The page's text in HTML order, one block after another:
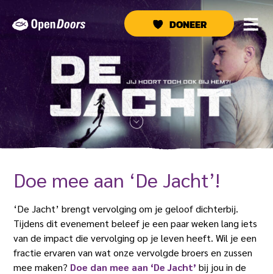
naar
DONEER
SCROLL
NAAR
BENEDEN
Doe mee aan ‘De Jacht’!
‘De Jacht’ brengt vervolging om je geloof dichterbij.
Tijdens dit evenement beleef je een paar weken lang iets
van de impact die vervolging op je leven heeft. Wil je een
fractie ervaren van wat onze vervolgde broers en zussen
mee maken? Doe dan mee aan ‘De Jacht’ bij jou in de